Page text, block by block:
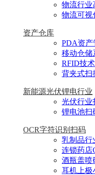
物流行业
物流可视
资产仓库
PDA资产
移动仓储
RFID技
背夹式扫
新能源光伏锂电行业
光伏行业
锂电池扫
OCR字符识别扫码
乳制品行
连锁药店
酒瓶盖喷
耳机上极